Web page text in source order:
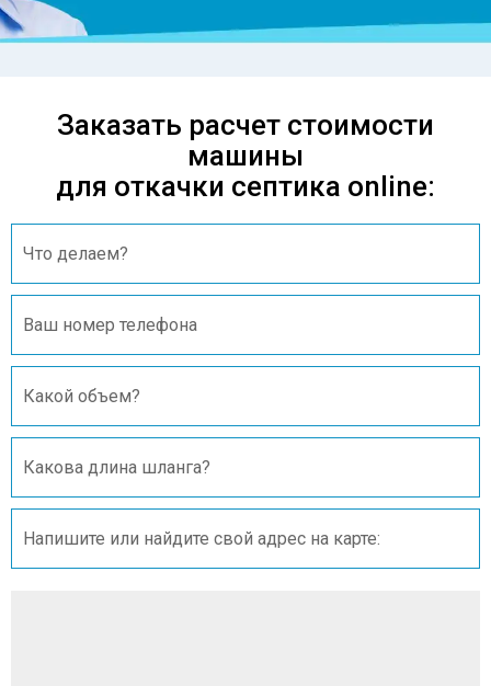
Заказать расчет стоимости
машины
для откачки септика online: